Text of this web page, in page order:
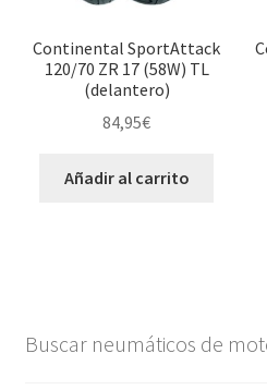
Continental SportAttack
120/70 ZR 17 (58W) TL
(delantero)
84,95€
Añadir al carrito
Buscar neumáticos de